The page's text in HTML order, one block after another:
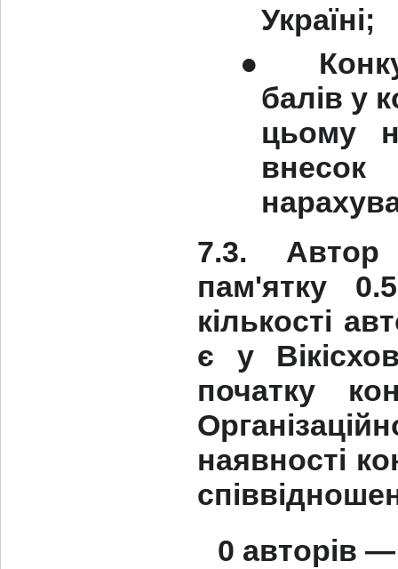
Україні;
●
балів у
цьому
внесок
7.3. Автор
пам'ятку
кількості
є у
початку
наявності
0 авторів